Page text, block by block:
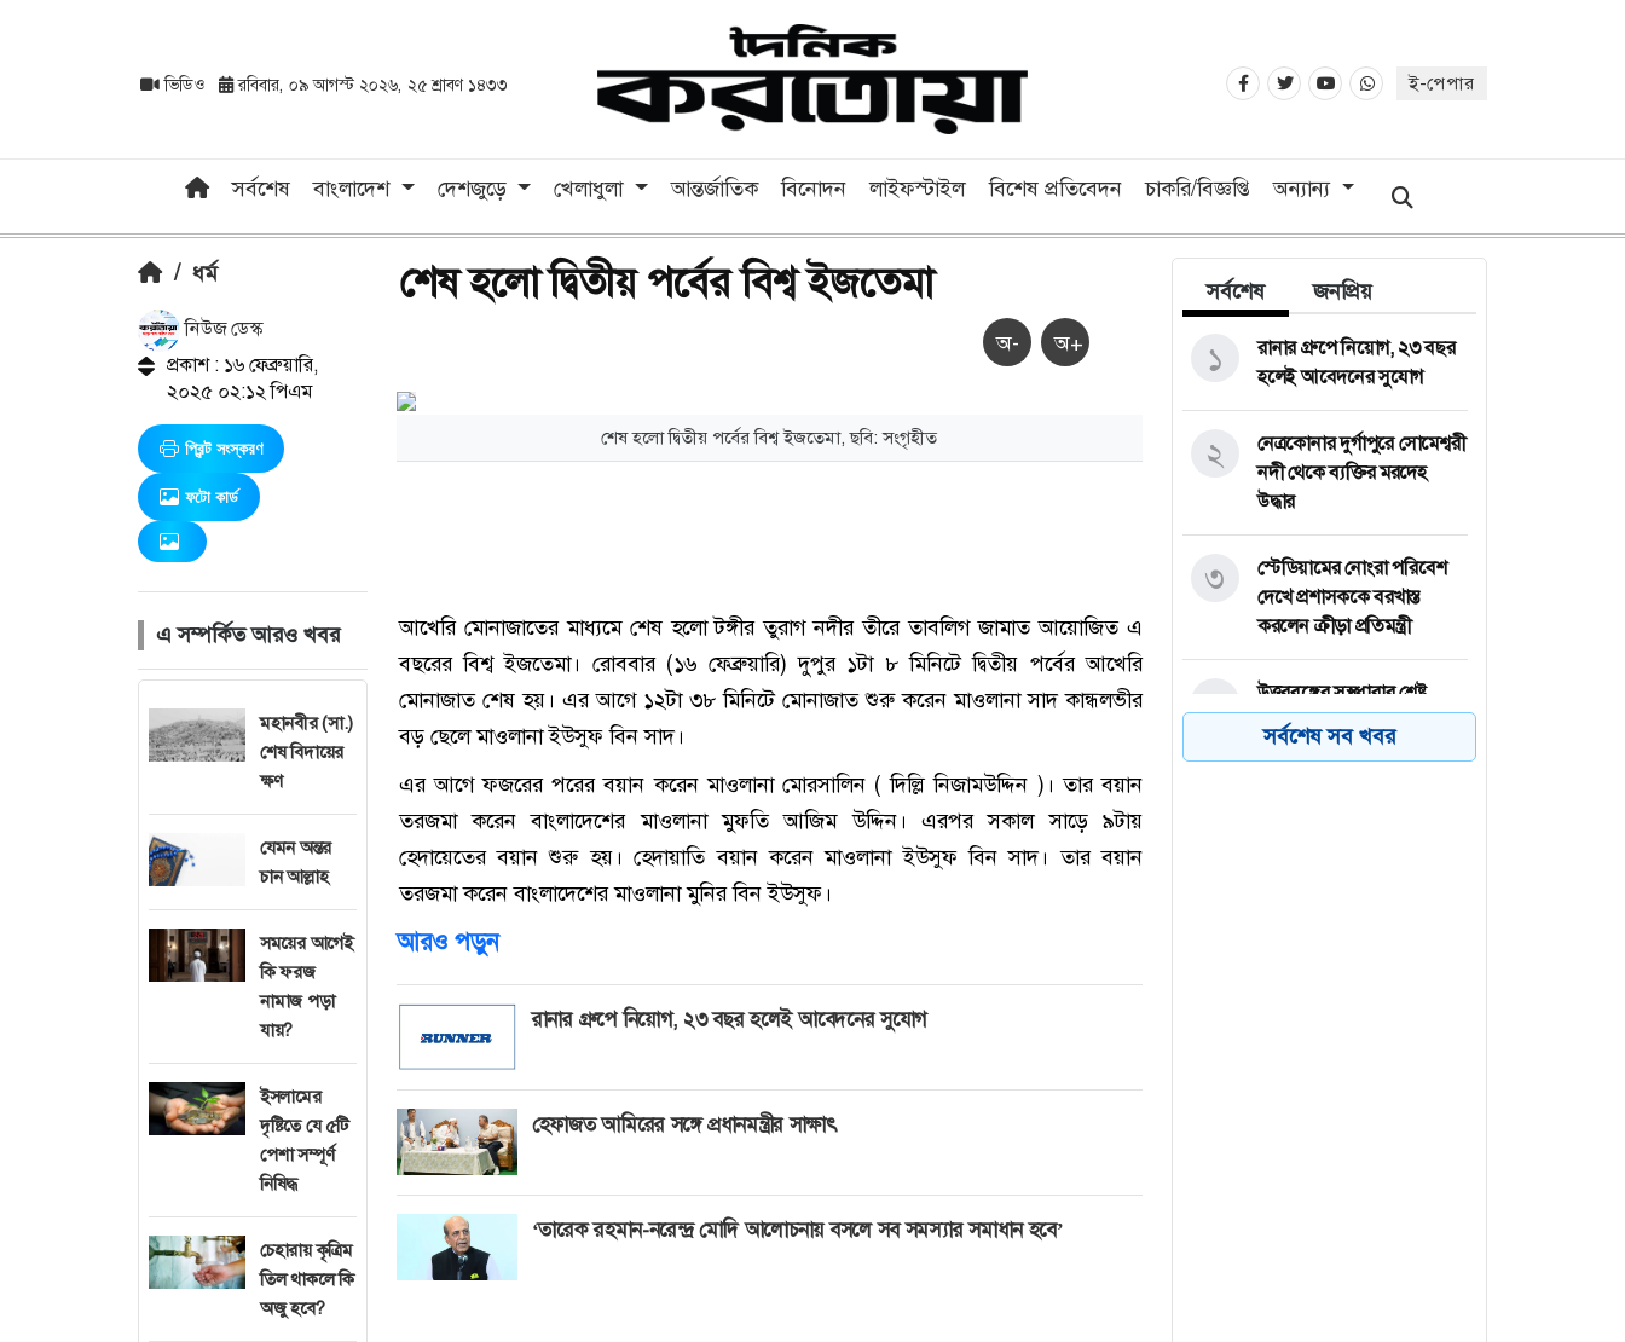
ভিডিও রবিবার, ০৯ আগস্ট ২০২৬, ২৫ শ্রাবণ ১৪৩৩ ই-পেপার
সর্বশেষ বাংলাদেশ দেশজুড়ে খেলাধুলা আন্তর্জাতিক বিনোদন লাইফস্টাইল বিশেষ প্রতিবেদন চাকরি/বিজ্ঞপ্তি অন্যান্য
/ ধর্ম
নিউজ ডেস্ক
প্রকাশ : ১৬ ফেব্রুয়ারি,
২০২৫ ০২:১২ পিএম
প্রিন্ট সংস্করণ
ফটো কার্ড
এ সম্পর্কিত আরও খবর
মহানবীর (সা.)
শেষ বিদায়ের
ক্ষণ
যেমন অন্তর
চান আল্লাহ
সময়ের আগেই
কি ফরজ
নামাজ পড়া
যায়?
ইসলামের
দৃষ্টিতে যে ৫টি
পেশা সম্পূর্ণ
নিষিদ্ধ
চেহারায় কৃত্রিম
তিল থাকলে কি
অজু হবে?
শেষ হলো দ্বিতীয় পর্বের বিশ্ব ইজতেমা
অ- অ+
শেষ হলো দ্বিতীয় পর্বের বিশ্ব ইজতেমা, ছবি: সংগৃহীত
আখেরি মোনাজাতের মাধ্যমে শেষ হলো টঙ্গীর তুরাগ নদীর তীরে তাবলিগ জামাত আয়োজিত এ
বছরের বিশ্ব ইজতেমা। রোববার (১৬ ফেব্রুয়ারি) দুপুর ১টা ৮ মিনিটে দ্বিতীয় পর্বের আখেরি
মোনাজাত শেষ হয়। এর আগে ১২টা ৩৮ মিনিটে মোনাজাত শুরু করেন মাওলানা সাদ কান্ধলভীর
বড় ছেলে মাওলানা ইউসুফ বিন সাদ।
এর আগে ফজরের পরের বয়ান করেন মাওলানা মোরসালিন ( দিল্লি নিজামউদ্দিন )। তার বয়ান
তরজমা করেন বাংলাদেশের মাওলানা মুফতি আজিম উদ্দিন। এরপর সকাল সাড়ে ৯টায়
হেদায়েতের বয়ান শুরু হয়। হেদায়াতি বয়ান করেন মাওলানা ইউসুফ বিন সাদ। তার বয়ান
তরজমা করেন বাংলাদেশের মাওলানা মুনির বিন ইউসুফ।
আরও পড়ুন
রানার গ্রুপে নিয়োগ, ২৩ বছর হলেই আবেদনের সুযোগ
হেফাজত আমিরের সঙ্গে প্রধানমন্ত্রীর সাক্ষাৎ
‘তারেক রহমান-নরেন্দ্র মোদি আলোচনায় বসলে সব সমস্যার সমাধান হবে’
সর্বশেষ জনপ্রিয়
রানার গ্রুপে নিয়োগ, ২৩ বছর
হলেই আবেদনের সুযোগ
১
নেত্রকোনার দুর্গাপুরে সোমেশ্বরী
নদী থেকে ব্যক্তির মরদেহ
উদ্ধার
২
স্টেডিয়ামের নোংরা পরিবেশ
দেখে প্রশাসককে বরখাস্ত
করলেন ক্রীড়া প্রতিমন্ত্রী
৩
উত্তরবঙ্গের সুস্থধারার শ্রেষ্ট
সাংস্কৃতিক প্রতিষ্ঠান জোতদার
বাউল মুকুল সাংস্কৃতিক গোষ্ঠীর
৪
সর্বশেষ সব খবর